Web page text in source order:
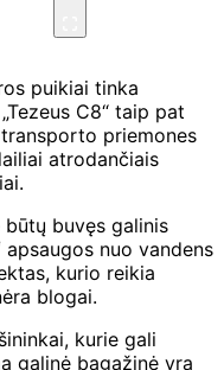
puikiai tinka
C8“ taip pat
priemones
atrodančiais
buvęs galinis
nuo vandens
kurio reikia
blogai.
kurie gali
galinė bagažinė yra